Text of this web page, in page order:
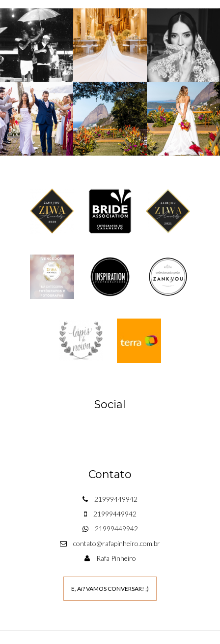
Social
Contato
21999449942
21999449942
21999449942
contato@rafapinheiro.com.br
Rafa Pinheiro
E, Aí? VAMOS CONVERSAR! ;)